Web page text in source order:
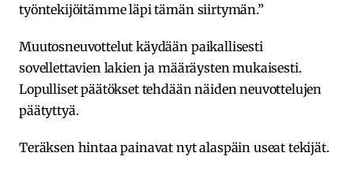
työntekijöitämme läpi tämän siirtymän.”
Muutosneuvottelut käydään paikallisesti
sovellettavien lakien ja määräysten mukaisesti.
Lopulliset päätökset tehdään näiden neuvottelujen
päätyttyä.
Teräksen hintaa painavat nyt alaspäin useat tekijät.